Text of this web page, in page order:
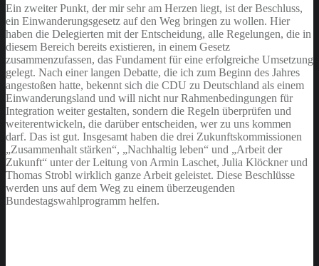
Ein zweiter Punkt, der mir sehr am Herzen liegt, ist der Beschluss,
ein Einwanderungsgesetz auf den Weg bringen zu wollen. Hier
haben die Delegierten mit der Entscheidung, alle Regelungen, die in
diesem Bereich bereits existieren, in einem Gesetz
zusammenzufassen, das Fundament für eine erfolgreiche Umsetzung
gelegt. Nach einer langen Debatte, die ich zum Beginn des Jahres
angestoßen hatte, bekennt sich die CDU zu Deutschland als einem
Einwanderungsland und will nicht nur Rahmenbedingungen für
Integration weiter gestalten, sondern die Regeln überprüfen und
weiterentwickeln, die darüber entscheiden, wer zu uns kommen
darf. Das ist gut. Insgesamt haben die drei Zukunftskommissionen
„Zusammenhalt stärken“, „Nachhaltig leben“ und „Arbeit der
Zukunft“ unter der Leitung von Armin Laschet, Julia Klöckner und
Thomas Strobl wirklich ganze Arbeit geleistet. Diese Beschlüsse
werden uns auf dem Weg zu einem überzeugenden
Bundestagswahlprogramm helfen.